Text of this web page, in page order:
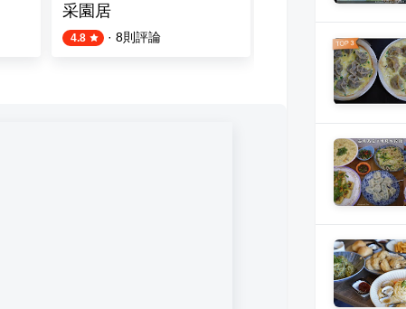
采園居
4.8 · 8則評論 17則評論